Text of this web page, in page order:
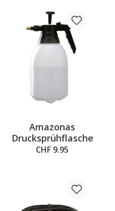
und
unterschiedlichen Tieren
und das zu einem
Verhältnis bei allen
Amazonas
Drucksprühflasche
CHF 9.95